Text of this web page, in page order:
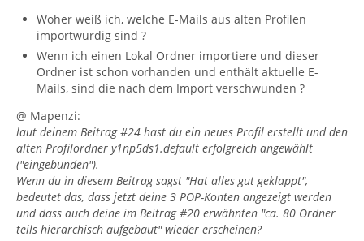
Woher weiß ich, welche E-Mails aus alten Profilen
importwürdig sind ?
Wenn ich einen Lokal Ordner importiere und dieser
Ordner ist schon vorhanden und enthält aktuelle E-
Mails, sind die nach dem Import verschwunden ?
@ Mapenzi:
laut deinem Beitrag #24 hast du ein neues Profil erstellt und den
alten Profilordner y1np5ds1.default erfolgreich angewählt
("eingebunden").
Wenn du in diesem Beitrag sagst "Hat alles gut geklappt",
bedeutet das, dass jetzt deine 3 POP-Konten angezeigt werden
und dass auch deine im Beitrag #20 erwähnten "ca. 80 Ordner
teils hierarchisch aufgebaut" wieder erscheinen?